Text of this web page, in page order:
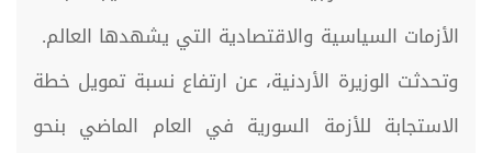
الأزمات السياسية والاقتصادية التي يشهدها العالم.
وتحدثت الوزيرة الأردنية، عن ارتفاع نسبة تمويل خطة
الاستجابة للأزمة السورية في العام الماضي بنحو